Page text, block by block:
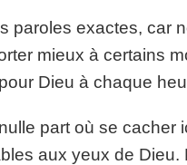
paroles exactes, car
mieux à certains
Dieu à chaque
part où se cacher
aux yeux de